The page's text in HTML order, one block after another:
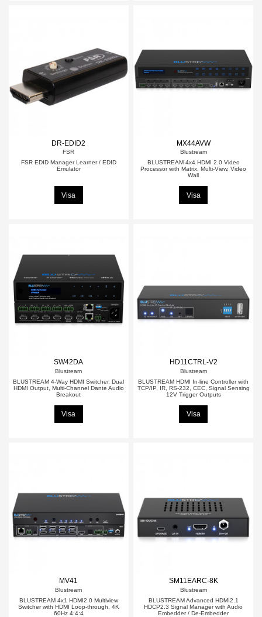
DR-EDID2
FSR
FSR EDID Manager Learner / EDID
Emulator
Visa
MX44AVW
Blustream
BLUSTREAM 4x4 HDMI 2.0 Video
Processor with Matrix, Multi-View, Video
Wall
Visa
SW42DA
Blustream
BLUSTREAM 4-Way HDMI Switcher, Dual
HDMI Output, Multi-Channel Dante Audio
Breakout
Visa
HD11CTRL-V2
Blustream
BLUSTREAM HDMI In-line Controller with
TCP/IP, IR, RS-232, CEC, Signal Sensing
12V Trigger Outputs
Visa
MV41
Blustream
BLUSTREAM 4x1 HDMI2.0 Multiview
Switcher with HDMI Loop-through, 4K
60Hz 4:4:4
SM11EARC-8K
Blustream
BLUSTREAM Advanced HDMI2.1
HDCP2.3 Signal Manager with Audio
Embedder / De-Embedder